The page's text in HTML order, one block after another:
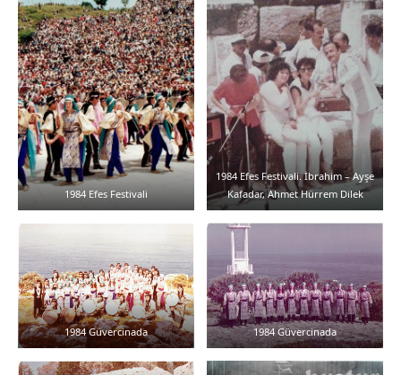
1984 Efes Festivali
1984 Efes Festivali. İbrahim – Ayşe
Kafadar, Ahmet Hürrem Dilek
1984 Güvercinada 1984 Güvercinada